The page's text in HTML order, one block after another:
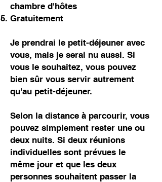
chambre d'hôtes
Gratuitement
Je prendrai le petit-déjeuner avec
vous, mais je serai nu aussi. Si
vous le souhaitez, vous pouvez
bien sûr vous servir autrement
qu'au petit-déjeuner.
Selon la distance à parcourir, vous
pouvez simplement rester une ou
deux nuits. Si deux réunions
individuelles sont prévues le
même jour et que les deux
personnes souhaitent passer la